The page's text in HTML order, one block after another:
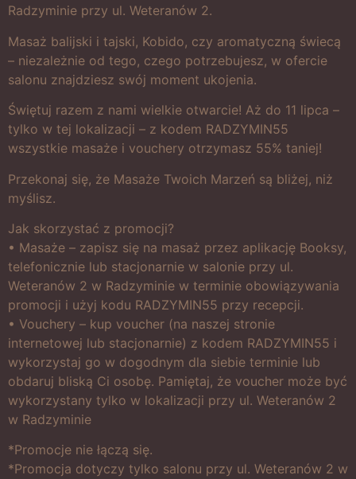
Radzyminie przy ul. Weteranów 2.
Masaż balijski i tajski, Kobido, czy aromatyczną świecą
– niezależnie od tego, czego potrzebujesz, w ofercie
salonu znajdziesz swój moment ukojenia.
Świętuj razem z nami wielkie otwarcie! Aż do 11 lipca –
tylko w tej lokalizacji – z kodem RADZYMIN55
wszystkie masaże i vouchery otrzymasz 55% taniej!
Przekonaj się, że Masaże Twoich Marzeń są bliżej, niż
myślisz.
Jak skorzystać z promocji?
• Masaże – zapisz się na masaż przez aplikację Booksy,
telefonicznie lub stacjonarnie w salonie przy ul.
Weteranów 2 w Radzyminie w terminie obowiązywania
promocji i użyj kodu RADZYMIN55 przy recepcji.
• Vouchery – kup voucher (na naszej stronie
internetowej lub stacjonarnie) z kodem RADZYMIN55 i
wykorzystaj go w dogodnym dla siebie terminie lub
obdaruj bliską Ci osobę. Pamiętaj, że voucher może być
wykorzystany tylko w lokalizacji przy ul. Weteranów 2
w Radzyminie
*Promocje nie łączą się.
*Promocja dotyczy tylko salonu przy ul. Weteranów 2 w